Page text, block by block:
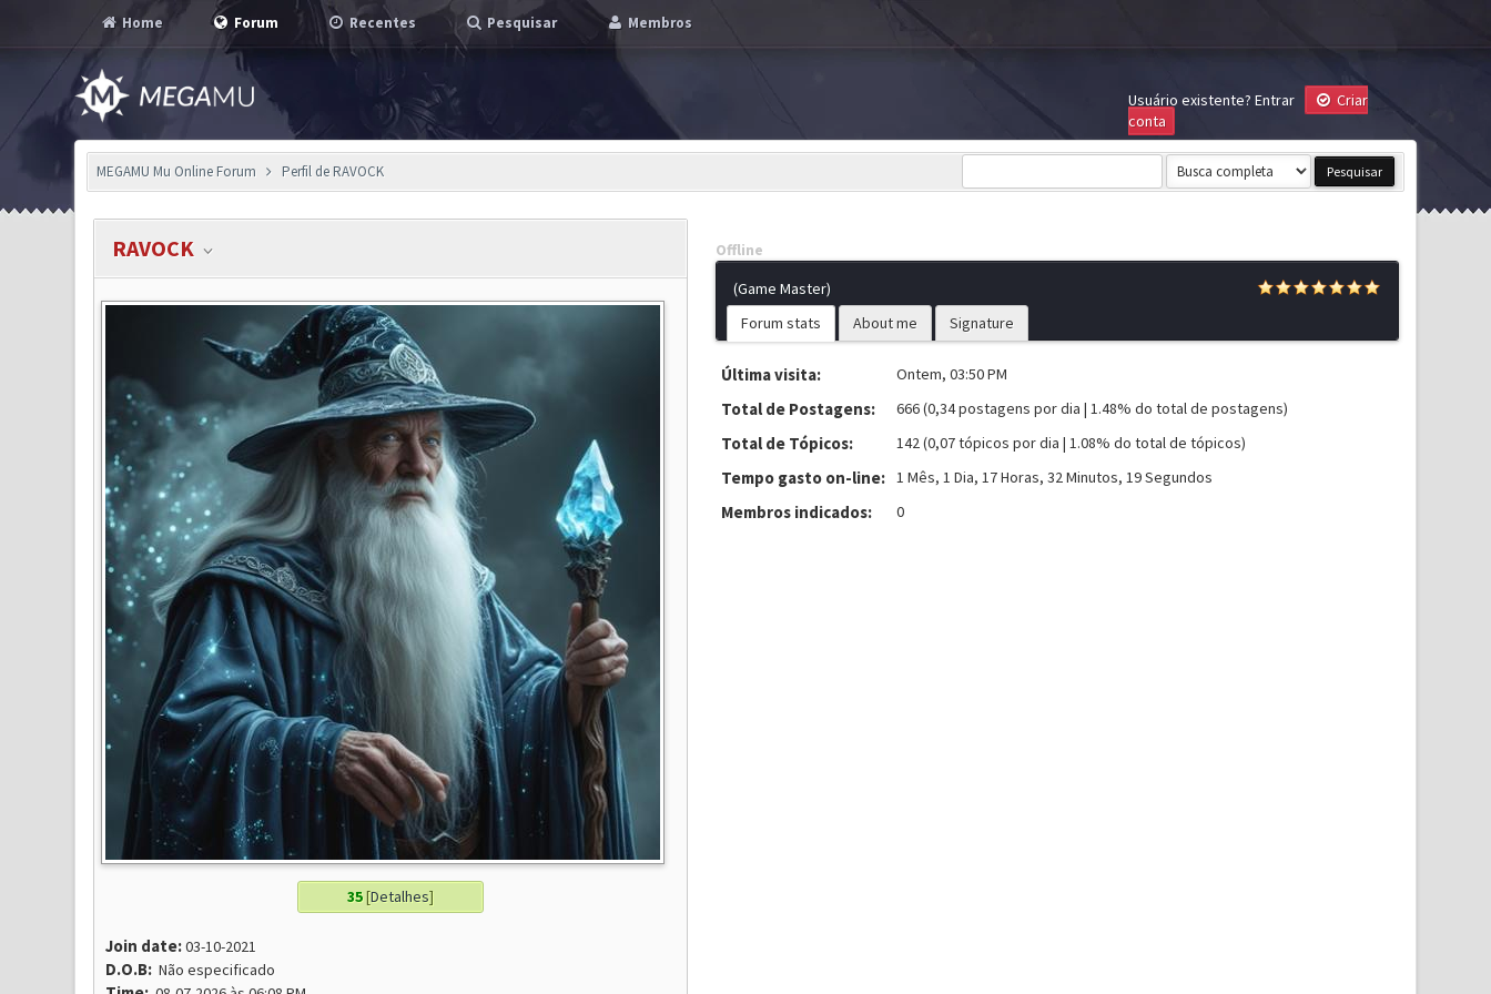
Home Forum Recentes Pesquisar Membros
Usuário existente? Entrar
Criar
conta
MEGAMU Mu Online Forum Perfil de RAVOCK
RAVOCK
35[Detalhes]
Join date:03-10-2021
D.O.B:Não especificado
Offline
(Game Master)
Forum stats
About me Signature
Última visita: Ontem, 03:50 PM
Total de Postagens: 666 (0,34 postagens por dia | 1.48% do total de postagens)
Total de Tópicos: 142 (0,07 tópicos por dia | 1.08% do total de tópicos)
Tempo gasto on-line: 1 Mês, 1 Dia, 17 Horas, 32 Minutos, 19 Segundos
Membros indicados: 0